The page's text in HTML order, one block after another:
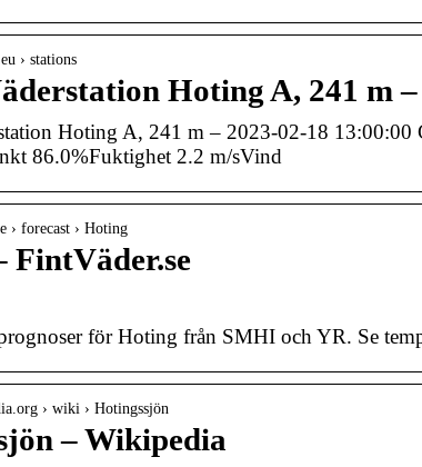
› stations
Hoting A, 241 m –
Hoting A, 241 m – 2023-02-18 13:00:00
86.0%Fuktighet 2.2 m/sVind
› forecast › Hoting
FintVäder.se
för Hoting från SMHI och YR. Se
› wiki › Hotingssjön
– Wikipedia